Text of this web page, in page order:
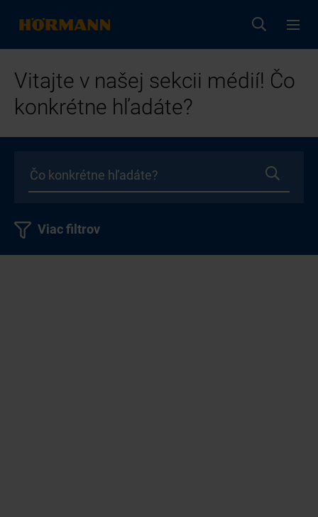
Vitajte v našej sekcii médií! Čo
konkrétne hľadáte?
Viac filtrov